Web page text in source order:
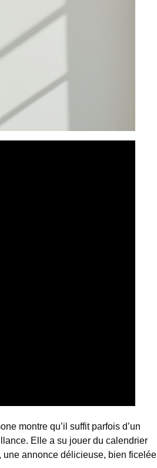
montre qu’il suffit parfois d’un
Elle a su jouer du calendrier
une annonce délicieuse, bien ficelée